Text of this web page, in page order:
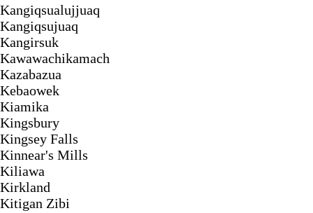
Kangiqsualujjuaq
Kangiqsujuaq
Kangirsuk
Kawawachikamach
Kazabazua
Kebaowek
Kiamika
Kingsbury
Kingsey Falls
Kinnear's Mills
Kiliawa
Kirkland
Kitigan Zibi